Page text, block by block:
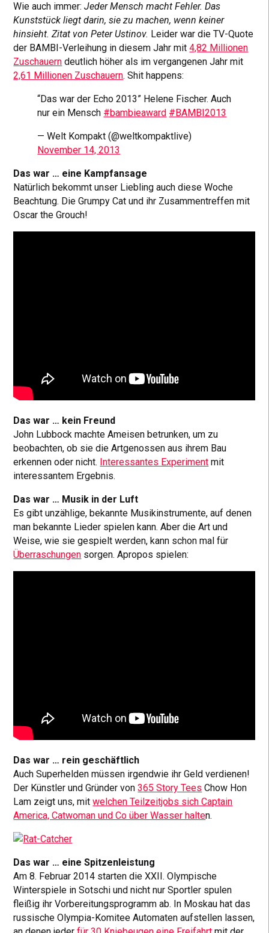
Wie auch immer:Jeder Mensch macht Fehler. Das
Kunststück liegt darin, sie zu machen, wenn keiner
hinsieht. Zitat von Peter Ustinov. Leider war die TV-Quote
der BAMBI-Verleihung in diesem Jahr mit4,82 Millionen
Zuschauern deutlich höher als im vergangenen Jahr mit
2,61 Millionen Zuschauern. Shit happens:
“Das war der Echo 2013” Helene Fischer. Auch
nur ein Mensch #bambieaward #BAMBI2013
— Welt Kompakt (@weltkompaktlive)
November 14, 2013
Das war … eine Kampfansage
Natürlich bekommt unser Liebling auch diese Woche
Beachtung. Die Grumpy Cat und ihr Zusammentreffen mit
Oscar the Grouch!
Das war … kein Freund
John Lubbock machte Ameisen betrunken, um zu
beobachten, ob sie die Artgenossen aus ihrem Bau
erkennen oder nicht. Interessantes Experiment mit
interessantem Ergebnis.
Das war … Musik in der Luft
Es gibt unzählige, bekannte Musikinstrumente, auf denen
man bekannte Lieder spielen kann. Aber die Art und
Weise, wie sie gespielt werden, kann schon mal für
Überraschungen sorgen. Apropos spielen:
Das war … rein geschäftlich
Auch Superhelden müssen irgendwie ihr Geld verdienen!
Der Künstler und Gründer von365 Story Tees Chow Hon
Lam zeigt uns, mitwelchen Teilzeitjobs sich Captain
America, Catwoman und Co über Wasser halten.
Das war … eine Spitzenleistung
Am 8. Februar 2014 starten die XXII. Olympische
Winterspiele in Sotschi und nicht nur Sportler spulen
fleißig ihr Vorbereitungsprogramm ab. In Moskau hat das
russische Olympia-Komitee Automaten aufstellen lassen,